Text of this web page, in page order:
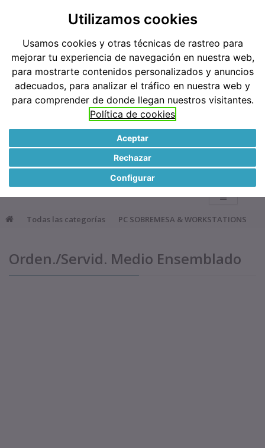
Utilizamos cookies
Usamos cookies y otras técnicas de rastreo para
mejorar tu experiencia de navegación en nuestra web,
para mostrarte contenidos personalizados y anuncios
adecuados, para analizar el tráfico en nuestra web y
para comprender de donde llegan nuestros visitantes.
Política de cookies
Aceptar
Rechazar
Configurar
Teléfonos: 91 519 38 62 / 677 921 793
Métodos de pago
● 0
Todas las categorías PC SOBREMESA & WORKSTATIONS
Orden./Servid. Medio Ensemblado